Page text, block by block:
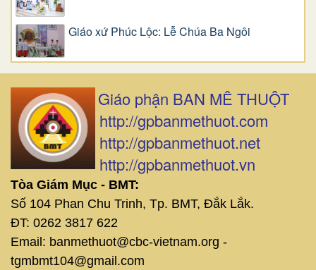
Giáo xứ Phúc Lộc: Lễ Chúa Ba Ngôi
Giáo phận BAN MÊ THUỘT
http://gpbanmethuot.com
http://gpbanmethuot.net
http://gpbanmethuot.vn
Tòa Giám Mục - BMT:
Số 104 Phan Chu Trinh, Tp. BMT, Đắk Lắk.
ĐT: 0262 3817 622
Email: banmethuot@cbc-vietnam.org -
tgmbmt104@gmail.com